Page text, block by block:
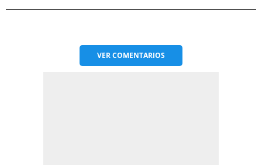
VERCOMENTARIOS